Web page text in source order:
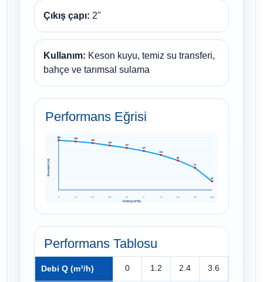
Çıkış çapı: 2"
Kullanım: Keson kuyu, temiz su transferi,
bahçe ve tarımsal sulama
Performans Eğrisi
162 158
153
145
137
127
114
96
72
28
1.2 2.4 3.6 4.8 6 7.2 8.4 9.6 10.8
Debi Q (m³/h)
Basma H (m)
Performans Tablosu
Debi Q (m³/h) 0 1.2 2.4 3.6